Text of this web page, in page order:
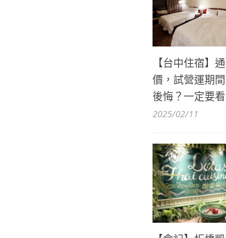
【台中住宿】
價，試營運期
後悔？一定要
2025/02/11